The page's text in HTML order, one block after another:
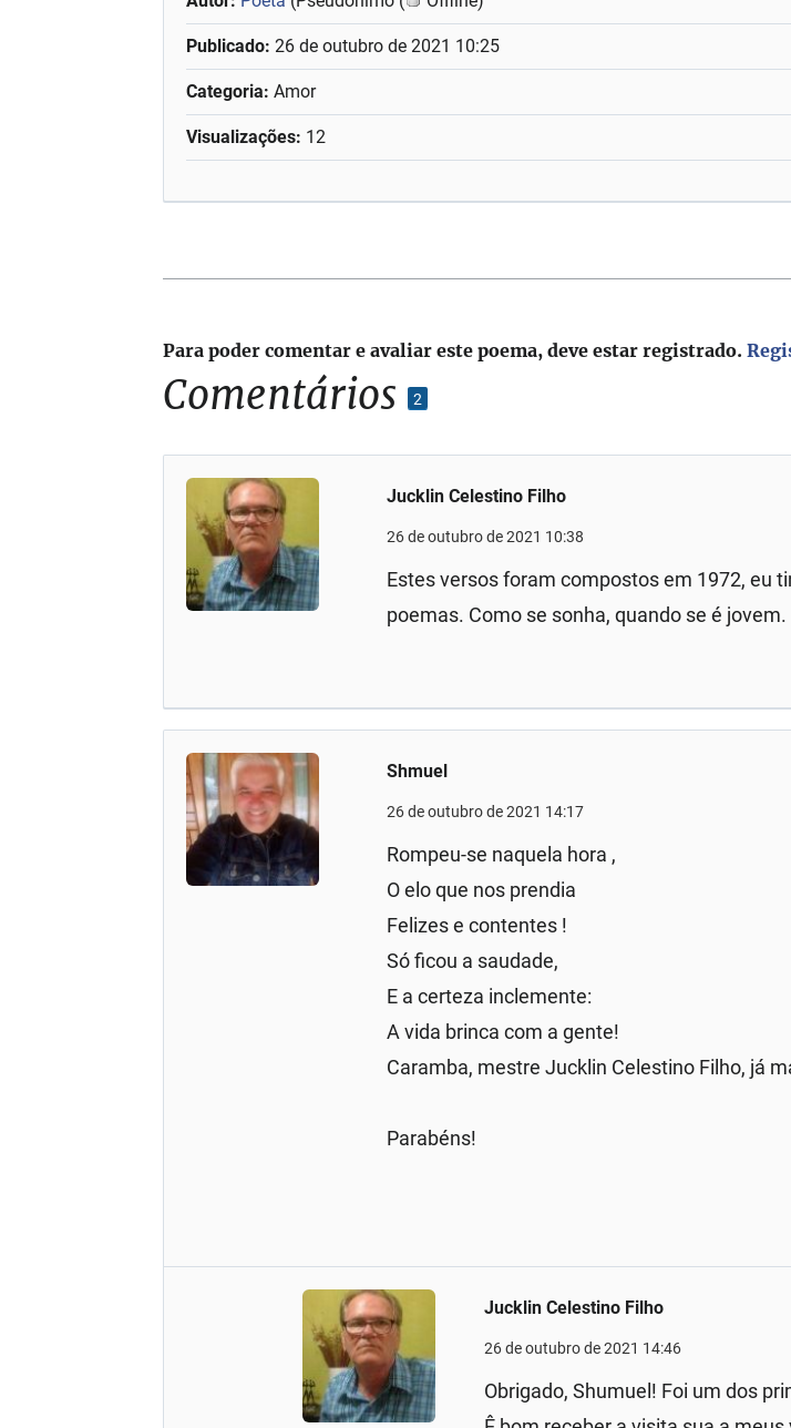
Publicado:26 de outubro de 2021 10:25
Categoria: Amor
Visualizações: 12
Comentários 2
Jucklin Celestino Filho
26 de outubro de 2021 10:38
Estes versos foram compostos em 1972, eu
poemas. Como se sonha, quando se é jovem.
Shmuel
26 de outubro de 2021 14:17
Rompeu-se naquela hora ,
O elo que nos prendia
Felizes e contentes !
Só ficou a saudade,
E a certeza inclemente:
A vida brinca com a gente!
Caramba, mestre Jucklin Celestino Filho, já
Parabéns!
Jucklin Celestino Filho
26 de outubro de 2021 14:46
Obrigado, Shumuel! Foi um dos
Para poder comentar e avaliar este poema, deve estar registrado.